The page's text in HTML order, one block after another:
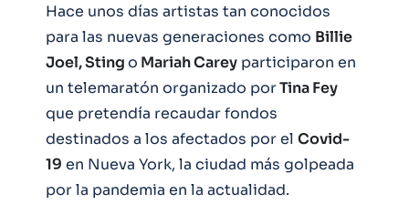
Hace unos días artistas tan conocidos
para las nuevas generaciones como Billie
Joel, Stingo Mariah Carey participaron en
un telemaratón organizado porTina Fey
que pretendía recaudar fondos
destinados a los afectados por el Covid-
19 en Nueva York, la ciudad más golpeada
por la pandemia en la actualidad.